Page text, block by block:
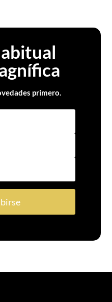
primero.